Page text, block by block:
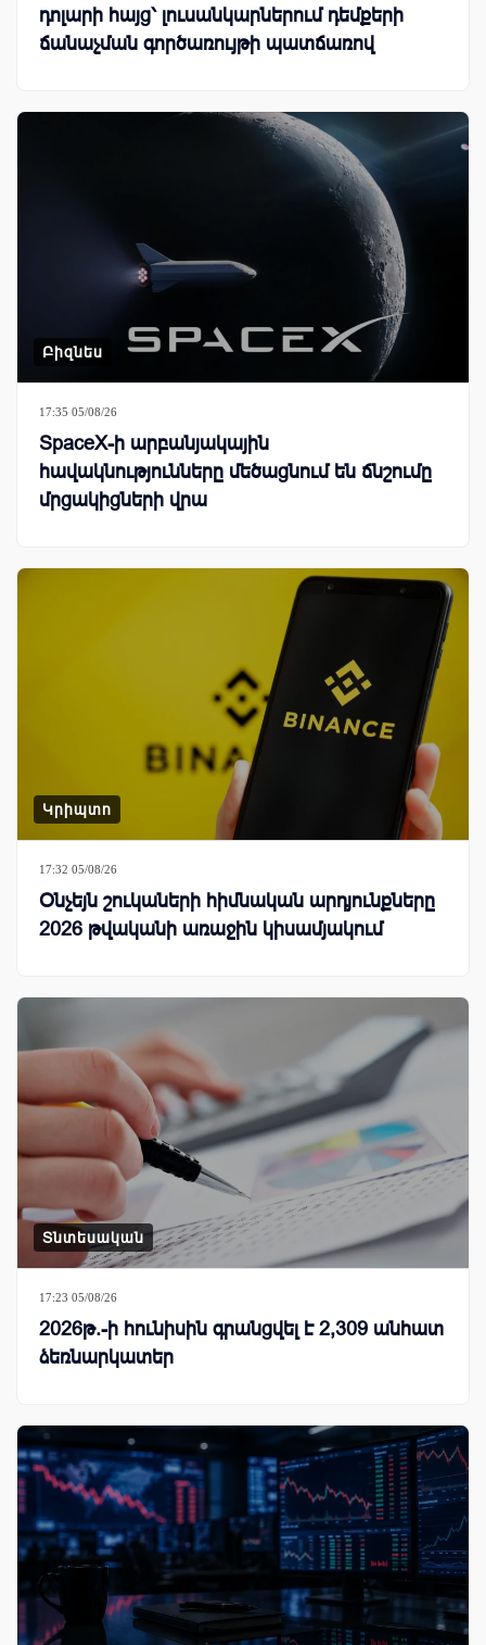
դոլարի հայց՝ լուսանկարներում դեմքերի
ճանաչման գործառույթի պատճառով
Բիզնես
17:35 05/08/26
SpaceX-ի արբանյակային
հավակնությունները մեծացնում են ճնշումը
մրցակիցների վրա
Կրիպտո
17:32 05/08/26
Օնչեյն շուկաների հիմնական արդյունքները
2026 թվականի առաջին կիսամյակում
Տնտեսական
17:23 05/08/26
2026թ.-ի հունիսին գրանցվել է 2,309 անհատ
ձեռնարկատեր